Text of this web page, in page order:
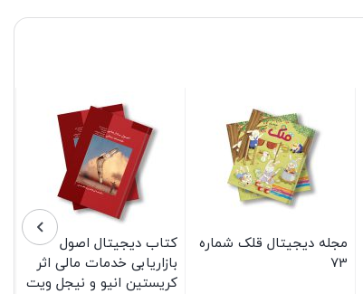
مجله دیجیتال قلک شماره
73
کتاب دیجیتال اصول
بازاریابی خدمات مالی اثر
کریستین انیو و نیجل ویت